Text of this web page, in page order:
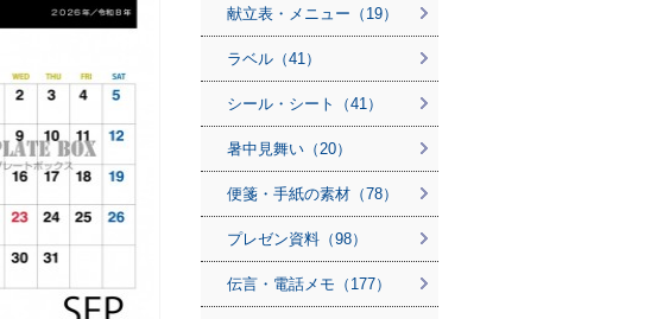
献立表・メニュー（19）
ラベル（41）
シール・シート（41）
暑中見舞い（20）
便箋・手紙の素材（78）
プレゼン資料（98）
伝言・電話メモ（177）